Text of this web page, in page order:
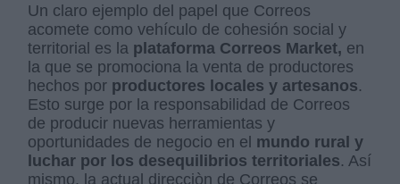
Un claro ejemplo del papel que Correos
acomete como vehículo de cohesión social y
territorial es la plataforma Correos Market, en
la que se promociona la venta de productores
hechos por productores locales y artesanos.
Esto surge por la responsabilidad de Correos
de producir nuevas herramientas y
oportunidades de negocio en el mundo rural y
luchar por los desequilibrios territoriales. Así
mismo, la actual direcciòn de Correos se